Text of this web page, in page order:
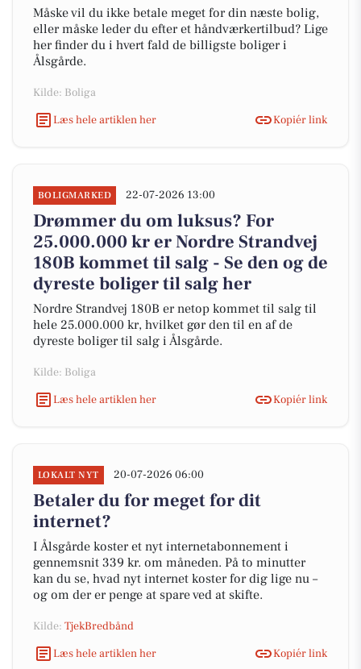
Måske vil du ikke betale meget for din næste bolig,
eller måske leder du efter et håndværkertilbud? Lige
her finder du i hvert fald de billigste boliger i
Ålsgårde.
Kilde: Boliga
Læs hele artiklen her
Kopiér link
BOLIGMARKED 22-07-2026 13:00
Drømmer du om luksus? For
25.000.000 kr er Nordre Strandvej
180B kommet til salg - Se den og de
dyreste boliger til salg her
Nordre Strandvej 180B er netop kommet til salg til
hele 25.000.000 kr, hvilket gør den til en af de
dyreste boliger til salg i Ålsgårde.
Kilde: Boliga
Læs hele artiklen her
Kopiér link
LOKALT NYT 20-07-2026 06:00
Betaler du for meget for dit
internet?
I Ålsgårde koster et nyt internetabonnement i
gennemsnit 339 kr. om måneden. På to minutter
kan du se, hvad nyt internet koster for dig lige nu –
og om der er penge at spare ved at skifte.
Kilde: TjekBredbånd
Læs hele artiklen her
Kopiér link